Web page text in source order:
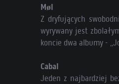
Møl
Z dryfujących
wyrywany jest
koncie dwa albumy -
Cabal
Jeden z najbardziej